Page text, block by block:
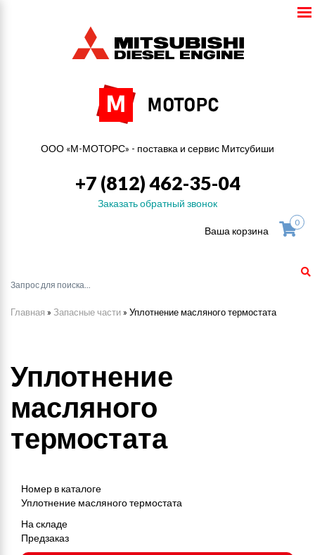
ООО «М-МОТОРС» - поставка и сервис Митсубиши
+7 (812) 462-35-04
Заказать обратный звонок
Ваша корзина
0
Главная » Запасные части » Уплотнение масляного термостата
Уплотнение
масляного
термостата
Номер в каталоге
Уплотнение масляного термостата
На складе
Предзаказ